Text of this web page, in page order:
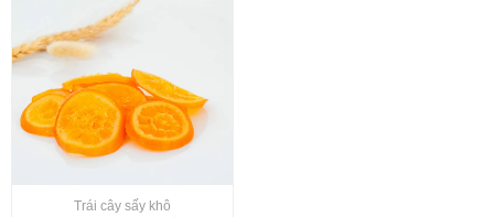
Trái cây sấy khô